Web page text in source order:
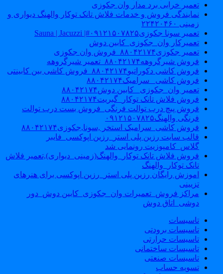
تعمیر خرابی برد مدار وان جکوزی
نمایندگی فروش و خدمات فلاش تانک توکار والهنگ دیواری و
زمینی ۲۲۴۲۰۴۶۰
تعمیر سونا جکوزی۰۹۱۲۱۵۰۷۸۲۵#| Sauna | Jacuzzi
تعمیرکار وان_جکوزی_کابین دوش
تعمیر جکوزی۸۸۰۴۲۱۷۴_فروش وان جکوزی
فروش شیرگروهه۸۸۰۴۲۱۷۴_تعمیر شیرگروهه
فروش کاشی دکوراتیو۸۸۰۴۲۱۷۴_فروش کاشی بین کابینتی
فروش کاشی _سرامیک۸۸۰۴۲۱۷۴
تعمیر وان_جکوزی_ کابین دوش۸۸۰۴۲۱۷۴
فروش فلاش تانک توکار_گبریت۸۸۰۴۲۱۷۴
فروش پیچ درب توالت فرنگی_فروش بست درب توالت
فرنگی والهنگ۰۹۱۲۱۵۰۷۸۲۵
فروش کاشی_سرامیک استخر ,سونا,جکوزی۸۸۰۴۲۱۷۴
قالب سایت رزین پلی استر_رزین اپوکسی_فایبر
گلاس_کامپوزیت رونمایی شد
فروش فلاش تانک توکار_والهنگ(زمینی_دیواری),تعمیر فلاش
تانک توکار_والهنگ
اموزش رایگان رزین پلی استر_رزین اپوکسی برای هنرهای
تزیینی
مراکز فروش_تعمیرات وان_جکوزی_کابین دوش_دور
دوشی_اتاق دوش
تاسیسات
تاسیسات برودتی
تاسیسات حرارتی
تاسیسات ساختمانی
تاسیسات صنعتی
تسویه حساب